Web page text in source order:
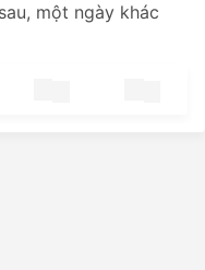
một ngày khác